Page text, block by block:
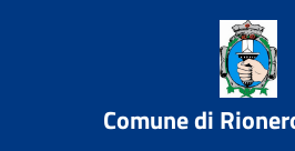
Comune di